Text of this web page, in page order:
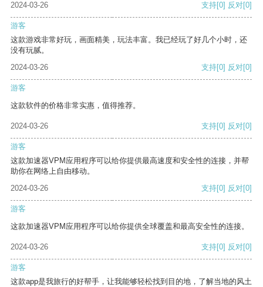
2024-03-26 支持[0] 反对[0]
游客
这款游戏非常好玩，画面精美，玩法丰富。我已经玩了好几个小时，还
没有玩腻。
2024-03-26
支持[0] 反对[0]
游客
这款软件的价格非常实惠，值得推荐。
2024-03-26 支持[0] 反对[0]
游客
这款加速器VPM应用程序可以给你提供最高速度和安全性的连接，并帮
助你在网络上自由移动。
2024-03-26
支持[0] 反对[0]
游客
这款加速器VPM应用程序可以给你提供全球覆盖和最高安全性的连接。
2024-03-26 支持[0] 反对[0]
游客
这款app是我旅行的好帮手，让我能够轻松找到目的地，了解当地的风土